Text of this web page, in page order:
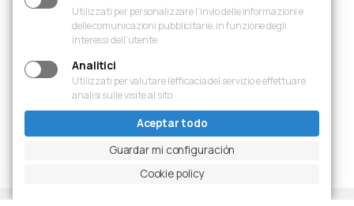
Diapositiva siguiente
Ingrandisci foto
Utilizzati per personalizzare l’invio delle informazioni e
delle comunicazioni pubblicitarie, in funzione degli
interessi dell’utente
Analitici
Utilizzati per valutare l’efficacia del servizio e effettuare
analisi sulle visite al sito
Aceptar todo
Guardar mi configuración
Cookie policy